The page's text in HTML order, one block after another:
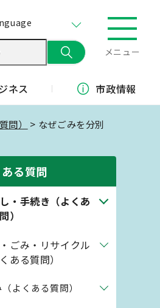
メニュー
ネス 市政情報
問）
> なぜごみを分別
る質問
・手続き（よくあ
）
ごみ・リサイクル
くある質問）
よくある質問）